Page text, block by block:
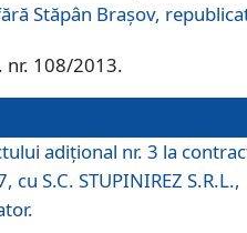
Stăpân Brașov,
nr. 108/2013.
adițional nr. 3 la
S.C. STUPINIREZ S.R.L.,